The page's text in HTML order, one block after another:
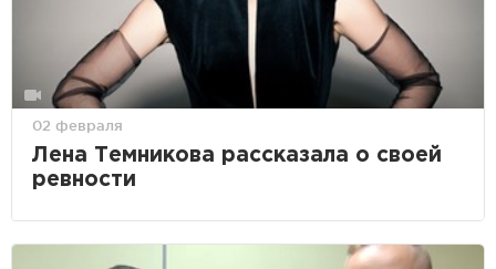
02 февраля
Лена Темникова рассказала о своей
ревности